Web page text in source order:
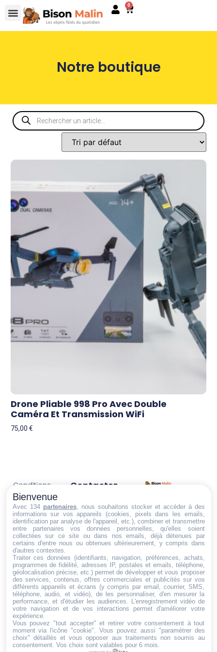
0
Notre boutique
Drone Pliable 998 Pro Avec Double
Caméra Et Transmission WiFi
75,00€
Trouvez ce qu'il vous faut,
au bon endroit
Conditions
générales
de vente
Politique de
cookies
Politique de
confidentialité
Mentions
légales
Conditions de
retour et de
remboursement
Droit de
rétractation
Contactez-
Email:
dt@sasbms.fr
Bienvenue
Avec 134 partenaires, nous souhaitons stocker et accéder à des
informations sur vos appareils (cookies, pixels dans les emails,
identification par analyse de l'appareil, etc.), combiner et transmettre
entre partenaires vos données personnelles, qu'elles soient
collectées sur ce site ou dans nos emails, déjà détenues par
certains d'entre nous ou obtenues ultérieurement, y compris dans
d'autres contextes.
Traiter ces données (identifiants, navigation, préférences, achats,
programmes de fidélité, adresses IP, postales et emails, téléphone,
géolocalisation précise, etc.) permet de développer et vous proposer
des services, contenus, offres commerciales et publicités sur vos
différents appareils et écrans (y compris par email, courrier, SMS,
téléphone, audio, et vidéo), de les personnaliser, d'en mesurer la
performance, et d'étudier les audiences. L'enregistrement vidéo de
votre navigation et de vos interactions permet d'améliorer votre
expérience.
Vous pouvez "tout accepter" et retirer votre consentement à tout
moment via l'icône "cookie" . Vous pouvez aussi "paramétrer des
choix" détaillés et vous opposer aux traitements non soumis au
consentement. Vos choix sont valables pour 6 mois.